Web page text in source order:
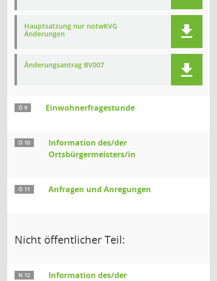
Hauptsatzung nur notwKVG
Änderungen
Änderungsantrag BV007
Ö 9 Einwohnerfragestunde
Ö 10
Information des/der
Ortsbürgermeisters/in
Ö 11 Anfragen und Anregungen
Nicht öffentlicher Teil:
N 12 Information des/der